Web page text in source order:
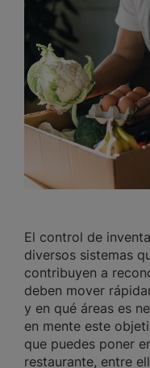
El control de
diversos sistemas
contribuyen a
deben mover
y en qué áreas es
en mente este
que puedes poner
restaurante, entre